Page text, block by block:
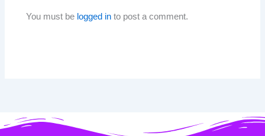
You must be logged in to post a comment.